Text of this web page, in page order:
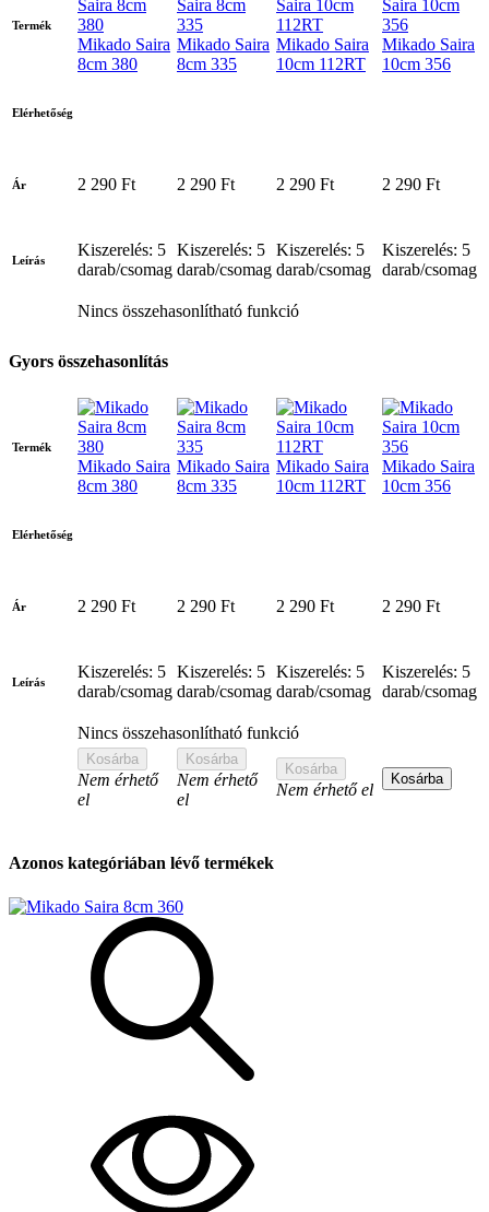
Termék
Mikado Saira
8cm 380
Mikado Saira
8cm 335
Mikado Saira
10cm 112RT
Mikado Saira
10cm 356
Elérhetőség
Ár 2 290 Ft 2 290 Ft 2 290 Ft 2 290 Ft
Leírás
Kiszerelés: 5
darab/csomag
Kiszerelés: 5
darab/csomag
Kiszerelés: 5
darab/csomag
Kiszerelés: 5
darab/csomag
Nincs összehasonlítható funkció
Gyors összehasonlítás
Termék
Mikado Saira
8cm 380
Mikado Saira
8cm 335
Mikado Saira
10cm 112RT
Mikado Saira
10cm 356
Elérhetőség
Ár 2 290 Ft 2 290 Ft 2 290 Ft 2 290 Ft
Leírás
Kiszerelés: 5
darab/csomag
Kiszerelés: 5
darab/csomag
Kiszerelés: 5
darab/csomag
Kiszerelés: 5
darab/csomag
Nincs összehasonlítható funkció
Kosárba
Nem érhető
el
Kosárba
Nem érhető
el
Kosárba
Nem érhető el
Kosárba
Azonos kategóriában lévő termékek